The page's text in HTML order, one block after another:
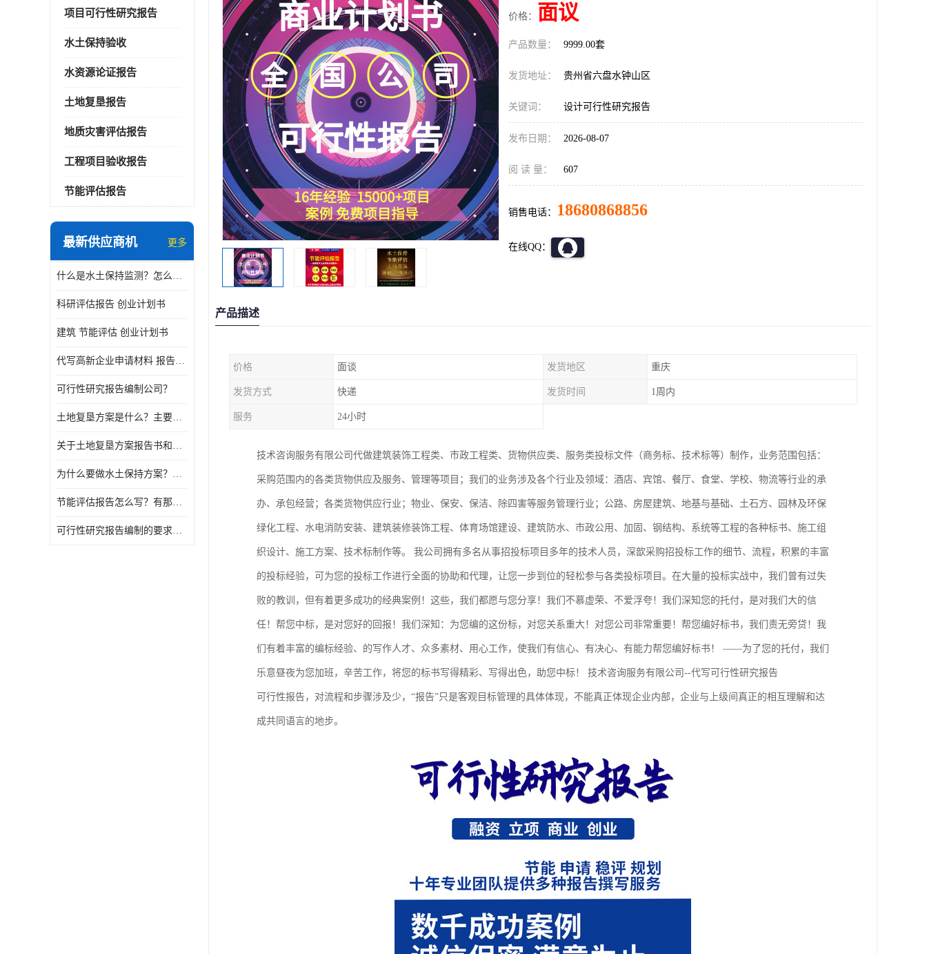
项目可行性研究报告
水土保持验收
水资源论证报告
土地复垦报告
地质灾害评估报告
工程项目验收报告
节能评估报告
最新供应商机 更多
什么是水土保持监测？怎么做水土保持监测？
科研评估报告 创业计划书
建筑 节能评估 创业计划书
代写高新企业申请材料 报告公司
可行性研究报告编制公司？
土地复垦方案是什么？主要编制什么内容？
关于土地复垦方案报告书和报告表编制的问题？
为什么要做水土保持方案？需要验收水保方案吗？
节能评估报告怎么写？有那些要求？
可行性研究报告编制的要求？什么是可行性研究报告？
价格： 面议
产品数量： 9999.00套
发货地址： 贵州省六盘水钟山区
关键词： 设计可行性研究报告
发布日期： 2026-08-07
阅 读 量： 607
销售电话： 18680868856
在线QQ：
产品描述
价格 面谈 发货地区 重庆
发货方式 快递 发货时间 1周内
服务 24小时
技术咨询服务有限公司代做建筑装饰工程类、市政工程类、货物供应类、服务类投标文件（商务标、技术标等）制作，业务范围包括：
采购范围内的各类货物供应及服务、管理等项目；我们的业务涉及各个行业及领域：酒店、宾馆、餐厅、食堂、学校、物流等行业的承
办、承包经营；各类货物供应行业；物业、保安、保洁、除四害等服务管理行业；公路、房屋建筑、地基与基础、土石方、园林及环保
绿化工程、水电消防安装、建筑装修装饰工程、体育场馆建设、建筑防水、市政公用、加固、钢结构、系统等工程的各种标书、施工组
织设计、施工方案、技术标制作等。 我公司拥有多名从事招投标项目多年的技术人员，深歆采购招投标工作的细节、流程，积累的丰富
的投标经验，可为您的投标工作进行全面的协助和代理，让您一步到位的轻松参与各类投标项目。在大量的投标实战中，我们曾有过失
败的教训，但有着更多成功的经典案例！这些，我们都愿与您分享！我们不慕虚荣、不爱浮夸！我们深知您的托付，是对我们大的信
任！帮您中标，是对您好的回报！我们深知：为您编的这份标，对您关系重大！对您公司非常重要！帮您编好标书，我们责无旁贷！我
们有着丰富的编标经验、的写作人才、众多素材、用心工作，使我们有信心、有决心、有能力帮您编好标书！ ——为了您的托付，我们
乐意昼夜为您加班，辛苦工作，将您的标书写得精彩、写得出色，助您中标！ 技术咨询服务有限公司--代写可行性研究报告
可行性报告，对流程和步骤涉及少，“报告”只是客观目标管理的具体体现，不能真正体现企业内部，企业与上级间真正的相互理解和达
成共同语言的地步。